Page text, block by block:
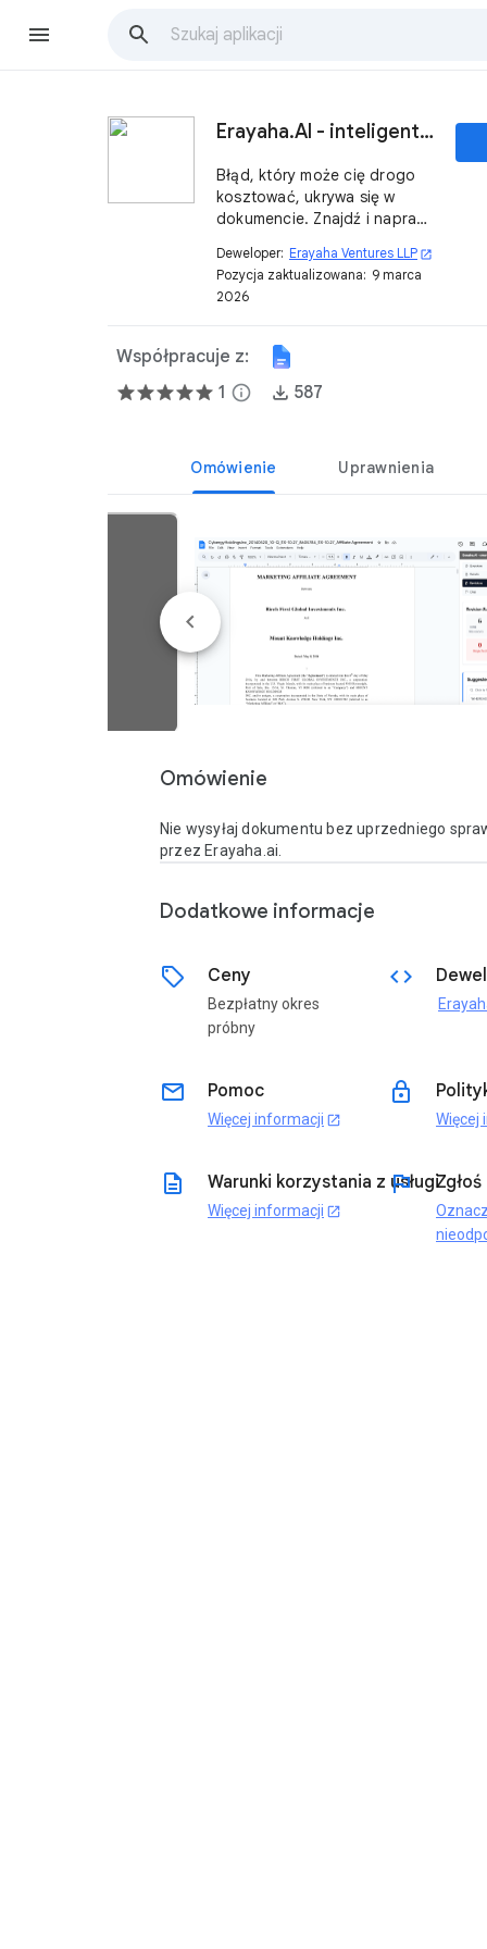
Erayaha.AI - inteligentne recenzje dokumentów
Błąd, który może cię drogo
kosztować, ukrywa się w
dokumencie. Znajdź i napraw
Deweloper: Erayaha Ventures LLP open_in_new
Pozycja zaktualizowana: 9 marca
2026
Współpracuje z:
1 info 587
Omówienie Uprawnienia
Omówienie
Nie wysyłaj dokumentu bez uprzedniego
przez Erayaha.ai.
Dodatkowe informacje
sell Ceny
Bezpłatny okres
próbny
code
email Pomoc
Więcej informacji open_in_new
lock
Więcej
description Warunki korzystania z usługi
Więcej informacji open_in_new
flag Zgłoś